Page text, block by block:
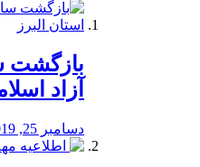
بازگشت
آزاد
دسامبر 25, 2019